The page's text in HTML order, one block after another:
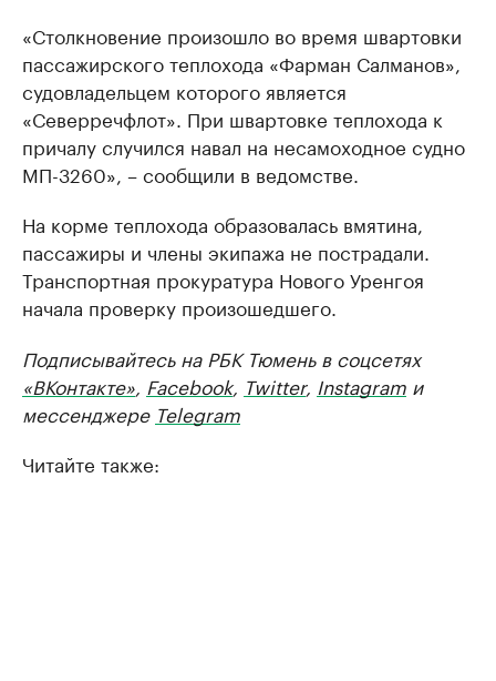
«Столкновение произошло во время швартовки
пассажирского теплохода «Фарман Салманов»,
судовладельцем которого является
«Северречфлот». При швартовке теплохода к
причалу случился навал на несамоходное судно
МП-3260», – сообщили в ведомстве.
На корме теплохода образовалась вмятина,
пассажиры и члены экипажа не пострадали.
Транспортная прокуратура Нового Уренгоя
начала проверку произошедшего.
Подписывайтесь на РБК Тюмень в соцсетях
«ВКонтакте» Facebook, Twitter, Instagram и
мессенджере Telegram
Читайте также: